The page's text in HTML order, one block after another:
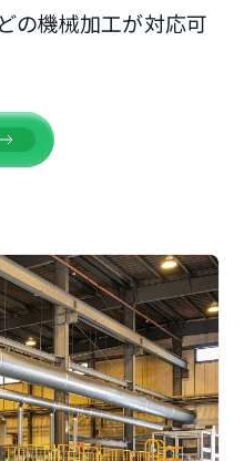
の機械加工が対応可